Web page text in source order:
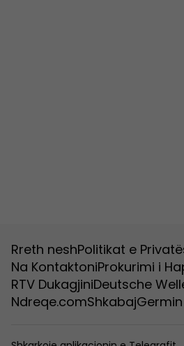
Rreth neshPolitikat e
Na KontaktoniProkurimi i
RTV DukagjiniDeutsche
Ndreqe.comShkabajGermin